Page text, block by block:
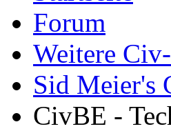
Forum
Weitere
Sid Meier's
CivBE -